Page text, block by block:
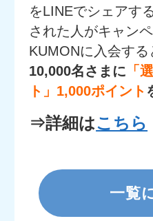
をLINEでシェアす
された人がキャン
KUMONに入会する
10,000名さまに 「
ト」1,000ポイント
⇒詳細はこちら
一覧